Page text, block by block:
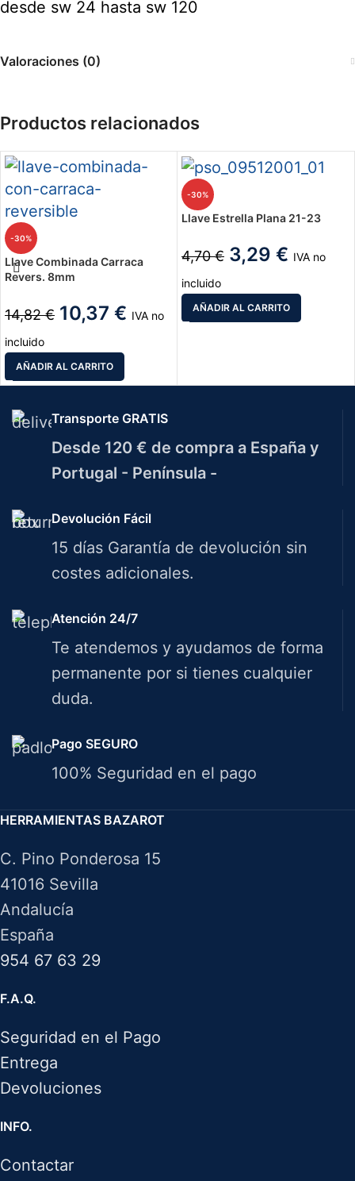
desde sw 24 hasta sw 120
Valoraciones (0)
Productos relacionados
-30%
Llave Combinada Carraca
Revers. 8mm
14,82€ 10,37 € IVA no
incluido
AÑADIR AL CARRITO
-30%
Llave Estrella Plana 21-23
4,70€ 3,29 € IVA no
incluido
AÑADIR AL CARRITO
Transporte GRATIS
Desde 120 € de compra a España y
Portugal - Península -
Devolución Fácil
15 días Garantía de devolución sin
costes adicionales.
Atención 24/7
Te atendemos y ayudamos de forma
permanente por si tienes cualquier
duda.
Pago SEGURO
100% Seguridad en el pago
HERRAMIENTAS BAZAROT
C. Pino Ponderosa 15
41016 Sevilla
Andalucía
España
954 67 63 29
F.A.Q.
Seguridad en el Pago
Entrega
Devoluciones
INFO.
Contactar